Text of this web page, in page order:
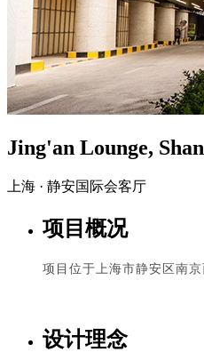
Jing'an Lounge,
上海 · 静安国际会客厅
项目概况
项目位于上海市静安区南
设计理念